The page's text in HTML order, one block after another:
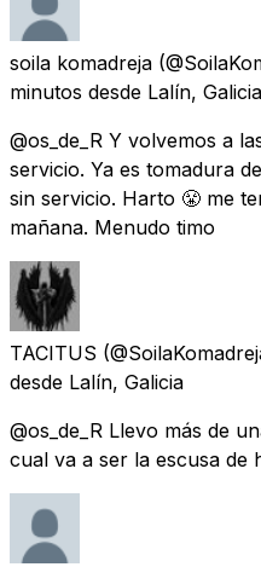
soila komadreja
minutos desde Lalín, Galicia
@os_de_R Y volvemos a
servicio. Ya es tomadura
sin servicio. Harto 😤 me
mañana. Menudo timo
TACITUS
desde Lalín, Galicia
@os_de_R Llevo más de
cual va a ser la escusa de